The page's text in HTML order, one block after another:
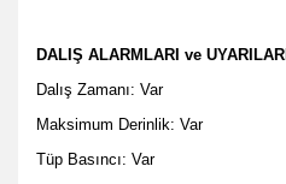
DALIŞ ALARMLARI ve UYARILARI
Dalış Zamanı: Var
Maksimum Derinlik: Var
Tüp Basıncı: Var